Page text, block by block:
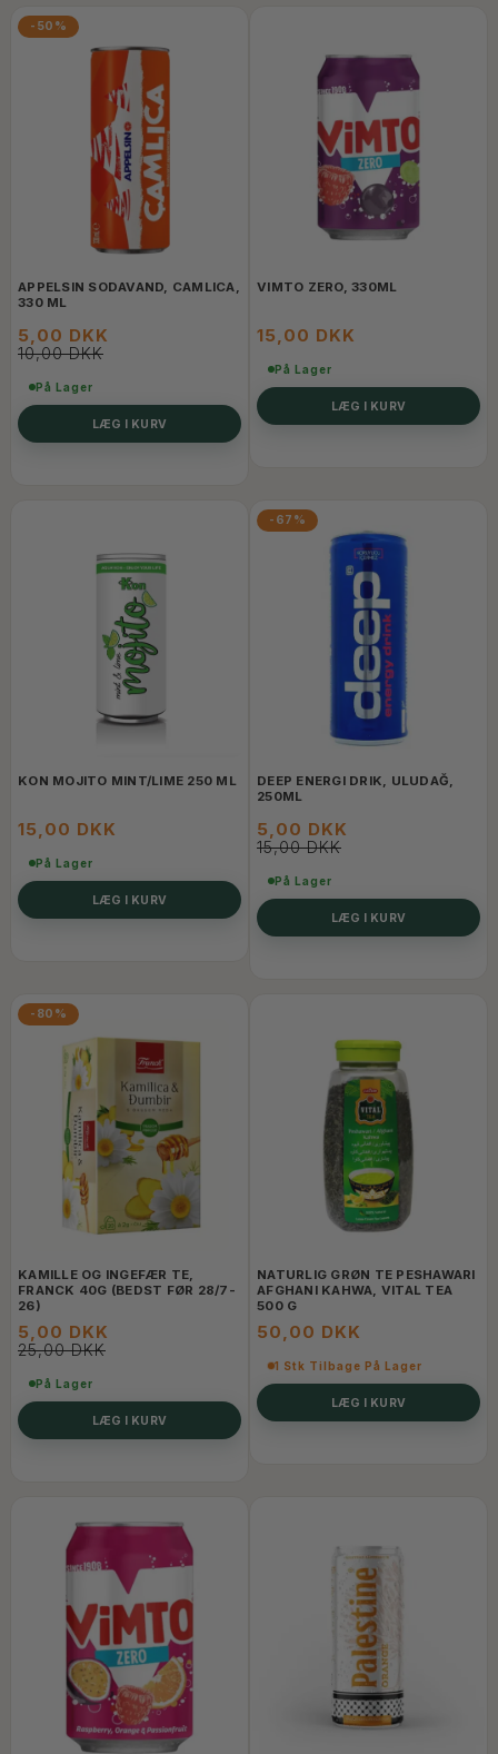
-50%
APPELSIN SODAVAND, CAMLICA,
330 ML
5,00 DKK
10,00 DKK
På Lager
LÆG I KURV
VIMTO ZERO, 330ML
15,00 DKK
På Lager
LÆG I KURV
KON MOJITO MINT/LIME 250 ML
15,00 DKK
På Lager
LÆG I KURV
-67%
DEEP ENERGI DRIK, ULUDAĞ,
250ML
5,00 DKK
15,00 DKK
På Lager
LÆG I KURV
-80%
KAMILLE OG INGEFÆR TE,
FRANCK 40G (BEDST FØR 28/7-
26)
5,00 DKK
25,00 DKK
På Lager
LÆG I KURV
NATURLIG GRØN TE PESHAWARI
AFGHANI KAHWA, VITAL TEA
500 G
50,00 DKK
1 Stk Tilbage På Lager
LÆG I KURV